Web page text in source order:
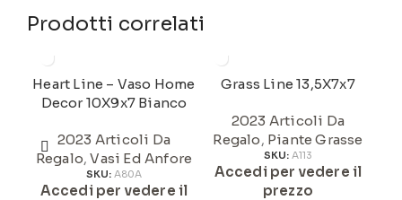
Prodotti correlati
Heart Line – Vaso Home
Decor 10X9x7 Bianco
2023 Articoli Da
Regalo,Vasi Ed Anfore
SKU: A80A
Accedi per vedere il
Grass Line 13,5X7x7
2023 Articoli Da
Regalo, Piante Grasse
SKU: A113
Accedi per vedere il
prezzo